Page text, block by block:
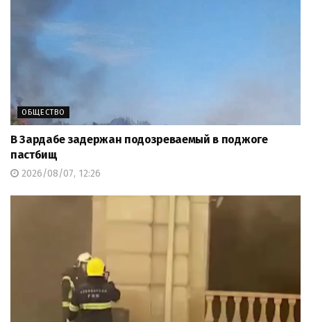
ОБЩЕСТВО
В Зардабе задержан подозреваемый в поджоге
пастбищ
2026/08/07, 12:26